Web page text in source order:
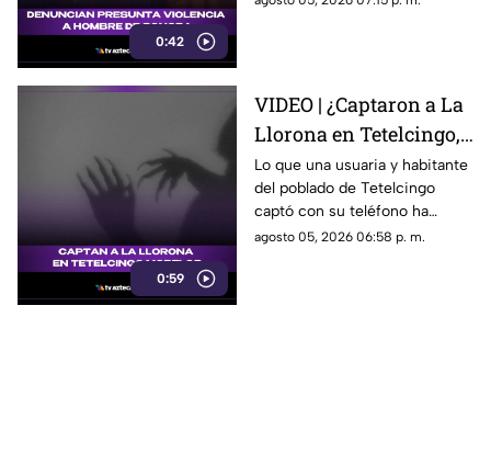
0:42
conversación en redes
0:59
VIDEO | ¿Captaron a La
Llorona en Tetelcingo,
Morelos? Misteriosa
figura y lamentos en
Tetelcingo, Morelos,
estremecen las redes
Lo que una usuaria y habitante
del poblado de Tetelcingo
captó con su teléfono ha
dejado a muchos morelenses
agosto 05, 2026 06:58 p. m.